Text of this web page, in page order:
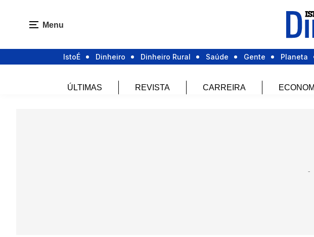
Menu
IstoÉ Dinheiro Dinheiro Rural Saúde Gente Planeta
ÚLTIMAS REVISTA CARREIRA